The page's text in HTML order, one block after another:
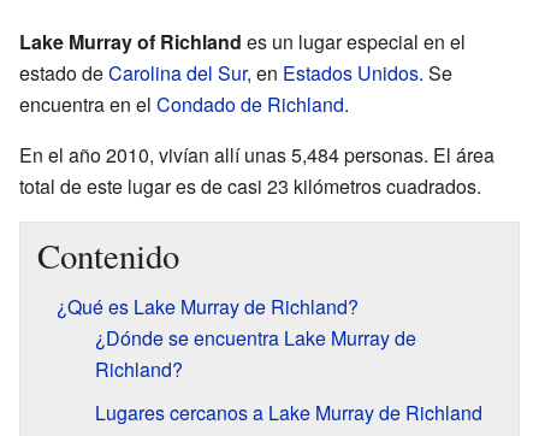
Lake Murray of Richland es un lugar especial en el
estado deCarolina del Sur, en Estados Unidos. Se
encuentra en el Condado de Richland.
En el año 2010, vivían allí unas 5,484 personas. El área
total de este lugar es de casi 23 kilómetros cuadrados.
Contenido
¿Qué es Lake Murray de Richland?
¿Dónde se encuentra Lake Murray de
Richland?
Lugares cercanos a Lake Murray de Richland